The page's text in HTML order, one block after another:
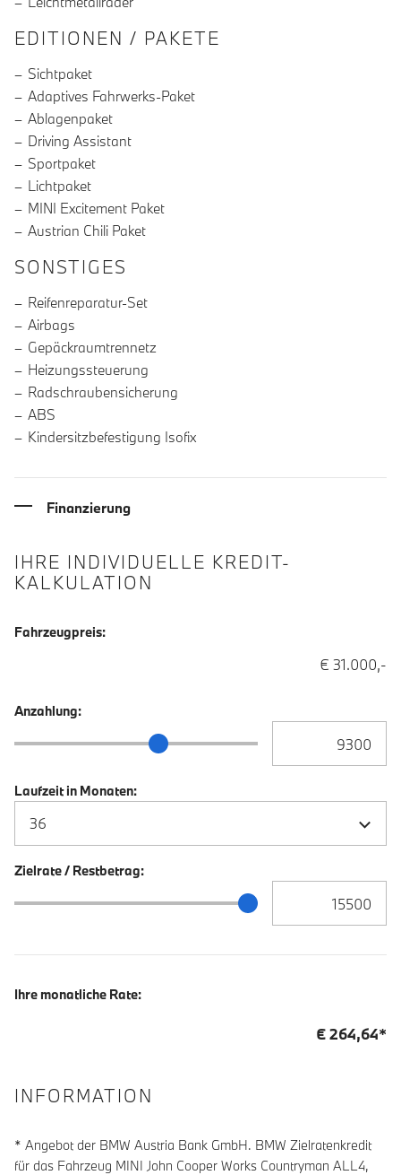
EDITIONEN / PAKETE
Sichtpaket
Adaptives Fahrwerks-Paket
Ablagenpaket
Driving Assistant
Sportpaket
Lichtpaket
MINI Excitement Paket
Austrian Chili Paket
SONSTIGES
Reifenreparatur-Set
Airbags
Gepäckraumtrennetz
Heizungssteuerung
Radschraubensicherung
ABS
Kindersitzbefestigung Isofix
Finanzierung
IHRE INDIVIDUELLE KREDIT-
KALKULATION
Fahrzeugpreis:
€ 31.000,-
Anzahlung:
Anzahlung Schieberegler
Laufzeit in Monaten:
Zielrate / Restbetrag:
Zielrate / Restbetrag Schieberegler
Ihre monatliche Rate:
€264,64*
INFORMATION
* Angebot der BMW Austria Bank GmbH. BMW Zielratenkredit
für das Fahrzeug MINI John Cooper Works Countryman ALL4,